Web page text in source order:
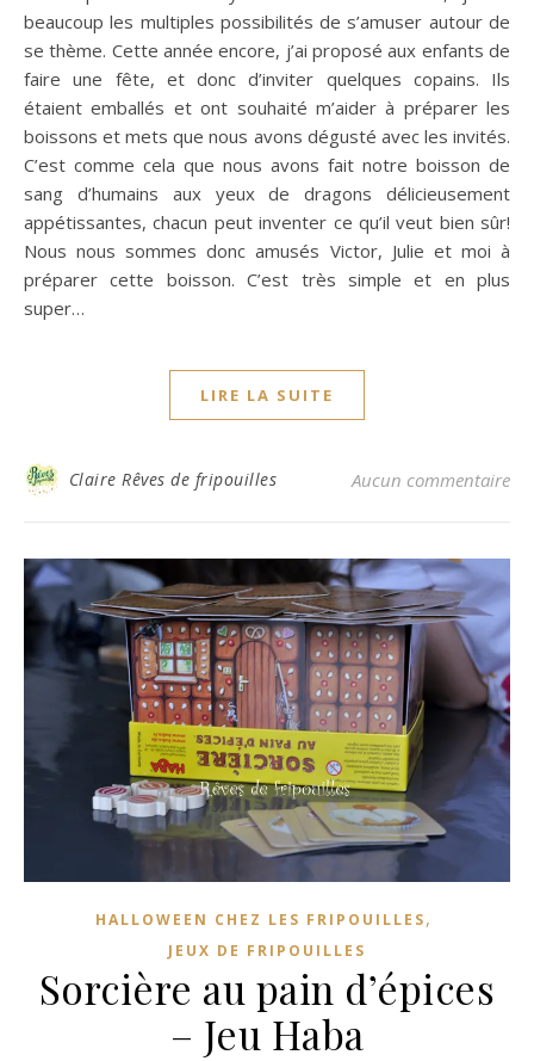
beaucoup les multiples possibilités de s’amuser autour de
se thème. Cette année encore, j’ai proposé aux enfants de
faire une fête, et donc d’inviter quelques copains. Ils
étaient emballés et ont souhaité m’aider à préparer les
boissons et mets que nous avons dégusté avec les invités.
C’est comme cela que nous avons fait notre boisson de
sang d’humains aux yeux de dragons délicieusement
appétissantes, chacun peut inventer ce qu’il veut bien sûr!
Nous nous sommes donc amusés Victor, Julie et moi à
préparer cette boisson. C’est très simple et en plus
super…
LIRE LA SUITE
Claire Rêves de fripouilles Aucun commentaire
HALLOWEEN CHEZ LES FRIPOUILLES,
JEUX DE FRIPOUILLES
Sorcière au pain d’épices
– Jeu Haba